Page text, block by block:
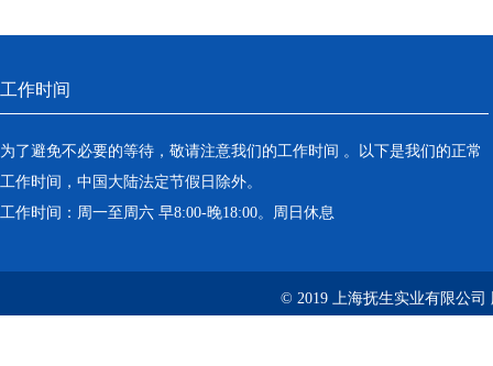
工作时间
为了避免不必要的等待，敬请注意我们的工作时间 。以下是我们的正常
工作时间，中国大陆法定节假日除外。
工作时间：周一至周六 早8:00-晚18:00。周日休息
© 2019 上海抚生实业有限公司